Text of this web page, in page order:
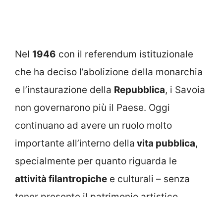
Nel 1946 con il referendum istituzionale
che ha deciso l’abolizione della monarchia
e l’instaurazione della Repubblica, i Savoia
non governarono più il Paese. Oggi
continuano ad avere un ruolo molto
importante all’interno della vita pubblica,
specialmente per quanto riguarda le
attività filantropiche e culturali – senza